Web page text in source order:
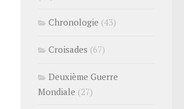
Chronologie (43)
Croisades (67)
Deuxième Guerre
Mondiale (27)